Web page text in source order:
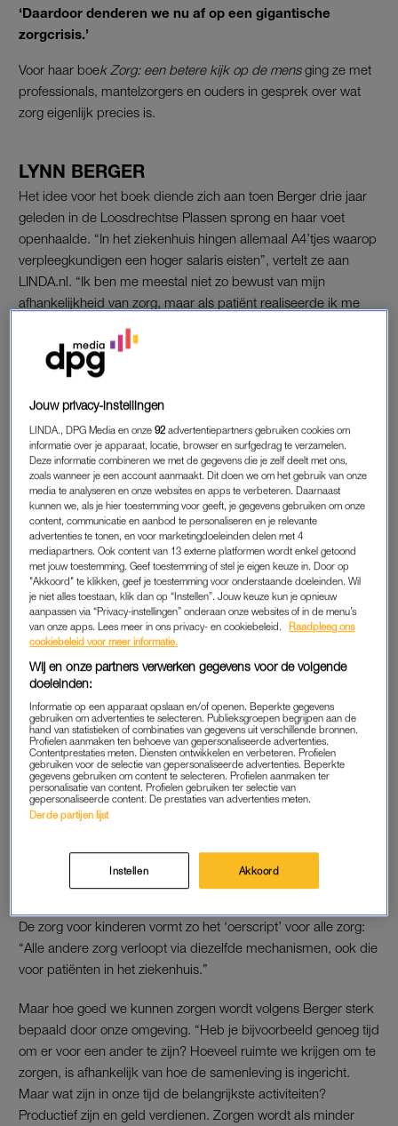
‘Daardoor denderen we nu af op een gigantische
zorgcrisis.’
Voor haar boek Zorg: een betere kijk op de mensging ze met
professionals, mantelzorgers en ouders in gesprek over wat
zorg eigenlijk precies is.
LYNN BERGER
Het idee voor het boek diende zich aan toen Berger drie jaar
geleden in de Loosdrechtse Plassen sprong en haar voet
openhaalde. “In het ziekenhuis hingen allemaal A4’tjes waarop
verpleegkundigen een hoger salaris eisten”, vertelt ze aan
LINDA.nl. “Ik ben me meestal niet zo bewust van mijn
afhankelijkheid van zorg, maar als patiënt realiseerde ik me
mensen die mij verzorgden daar niet genoeg geld voor
kregen.”
Ze vermoedt dat ze niet de enige is die zorg soms voor lief
neemt. “Ik wilde begrijpen hoe dat komt, en wat daarvan de
gevolgen zijn.” Wanneer Berger de wereld van zorg induikt,
slaat haar verbazing al snel om in verbijstering. “Het gaat
helemaal niet goed –we maken het onszelf en elkaar steeds
moeilijker om te zorgen.Zorg heeft tijd en ondersteuning
nodig, het groeit niet eindeloos mee. De rek is eruit.”
Zorgen maakt ons tot wie we zijn, stelt de journalist in haar
boek. “Mensen zijn extreem afhankelijke wezens. Vroeg in
onze evolutie hebben we mechanismen ontwikkeld om
kwetsbare baby’s 24 uur per dag in leven te kunnen houden.
aan de behoeften van een ander en kunnen we goed
samenwerken.”
Lynn kreeg een tweede kind en
onderzocht wat er (niet)
anders is dan bij de eerste
De zorg voor kinderen vormt zo het ‘oerscript’ voor alle zorg:
“Alle andere zorg verloopt via diezelfde mechanismen, ook die
voor patiënten in het ziekenhuis.”
Maar hoe goed we kunnen zorgen wordt volgens Berger sterk
bepaald door onze omgeving. “Heb je bijvoorbeeld genoeg tijd
om er voor een ander te zijn? Hoeveel ruimte we krijgen om te
zorgen, is afhankelijk van hoe de samenleving is ingericht.
Maar wat zijn in onze tijd de belangrijkste activiteiten?
Productief zijn en geld verdienen. Zorgen wordt als minder
Jouw privacy-instellingen
LINDA., DPG Media en onze92 advertentiepartners gebruiken cookies om
informatie over je apparaat, locatie, browser en surfgedrag te verzamelen.
Deze informatie combineren we met de gegevens die je zelf deelt met ons,
zoals wanneer je een account aanmaakt. Dit doen we om het gebruik van onze
media te analyseren en onze websites en apps te verbeteren. Daarnaast
kunnen we, als je hier toestemming voor geeft, je gegevens gebruiken om onze
content, communicatie en aanbod te personaliseren en je relevante
advertenties te tonen, en voor marketingdoeleinden delen met 4
mediapartners. Ook content van 13 externe platformen wordt enkel getoond
met jouw toestemming. Geef toestemming of stel je eigen keuze in. Door op
"Akkoord" te klikken, geef je toestemming voor onderstaande doeleinden. Wil
je niet alles toestaan, klik dan op “Instellen”. Jouw keuze kun je opnieuw
aanpassen via “Privacy-instellingen” onderaan onze websites of in de menu’s
van onze apps. Lees meer in ons privacy- en cookiebeleid.
Raadpleeg ons
cookiebeleid voor meer informatie.
Wij en onze partners verwerken gegevens voor de volgende
doeleinden:
Informatie op een apparaat opslaan en/of openen. Beperkte gegevens
gebruiken om advertenties te selecteren. Publieksgroepen begrijpen aan de
hand van statistieken of combinaties van gegevens uit verschillende bronnen.
Profielen aanmaken ten behoeve van gepersonaliseerde advertenties.
Contentprestaties meten. Diensten ontwikkelen en verbeteren. Profielen
gebruiken voor de selectie van gepersonaliseerde advertenties. Beperkte
gegevens gebruiken om content te selecteren. Profielen aanmaken ter
personalisatie van content. Profielen gebruiken ter selectie van
gepersonaliseerde content. De prestaties van advertenties meten.
Derde partijen lijst
Instellen Akkoord